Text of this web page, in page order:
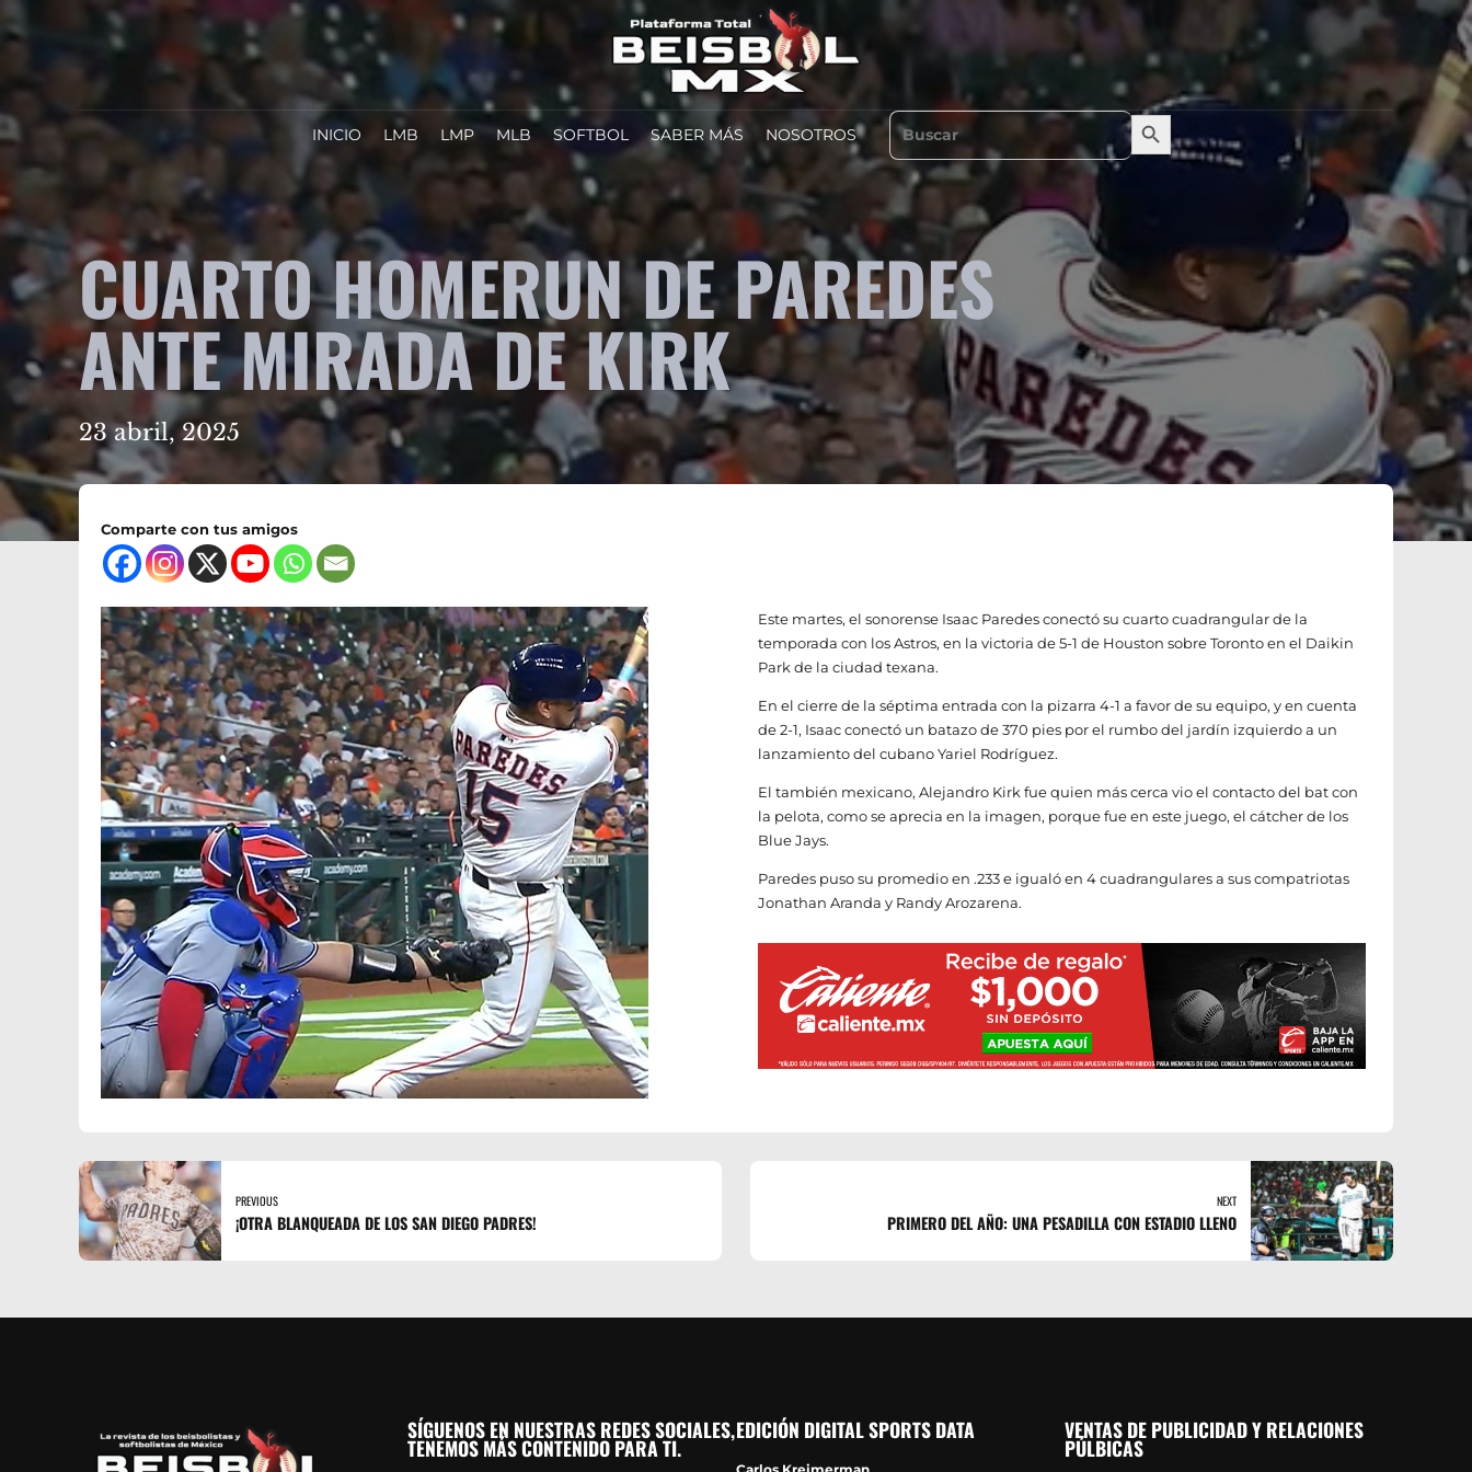
INICIO LMB LMP MLB SOFTBOL SABER MÁS NOSOTROS
Search
for:
Search Button
CUARTO HOMERUN DE PAREDES
ANTE MIRADA DE KIRK
23 abril, 2025
Comparte con tus amigos
Este martes, el sonorense Isaac Paredes conectó su cuarto cuadrangular de la
temporada con los Astros, en la victoria de 5-1 de Houston sobre Toronto en el Daikin
Park de la ciudad texana.
En el cierre de la séptima entrada con la pizarra 4-1 a favor de su equipo, y en cuenta
de 2-1, Isaac conectó un batazo de 370 pies por el rumbo del jardín izquierdo a un
lanzamiento del cubano Yariel Rodríguez.
El también mexicano, Alejandro Kirk fue quien más cerca vio el contacto del bat con
la pelota, como se aprecia en la imagen, porque fue en este juego, el cátcher de los
Blue Jays.
Paredes puso su promedio en .233 e igualó en 4 cuadrangulares a sus compatriotas
Jonathan Aranda y Randy Arozarena.
PREVIOUS
¡OTRA BLANQUEADA DE LOS SAN DIEGO PADRES!
NEXT
PRIMERO DEL AÑO: UNA PESADILLA CON ESTADIO LLENO
SÍGUENOS EN NUESTRAS REDES SOCIALES,
TENEMOS MÁS CONTENIDO PARA TI.
EDICIÓN DIGITAL SPORTS DATA VENTAS DE PUBLICIDAD Y RELACIONES
PÚLBICAS